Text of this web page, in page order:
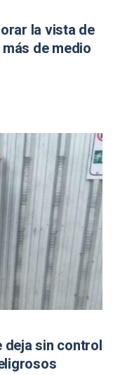
la vista de
de medio
deja sin control